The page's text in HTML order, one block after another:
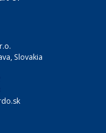
Slovakia